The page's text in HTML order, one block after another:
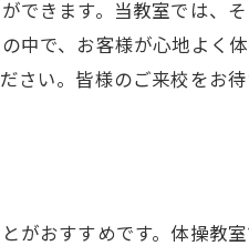
できます。当教室では、
中で、お客様が心地よく
さい。皆様のご来校をお待
がおすすめです。体操教